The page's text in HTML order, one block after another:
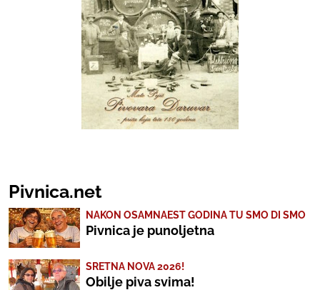
Pivnica.net
NAKON OSAMNAEST GODINA TU SMO DI SMO
Pivnica je punoljetna
SRETNA NOVA 2026!
Obilje piva svima!